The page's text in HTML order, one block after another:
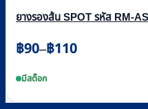
ยางรองส้น SPOT รหัส RM-
฿90–฿110
Price
฿90
มีสต็อก
product